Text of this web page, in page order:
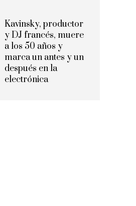
Kavinsky, productor
y DJ francés, muere
a los 50 años y
marca un antes y un
después en la
electrónica